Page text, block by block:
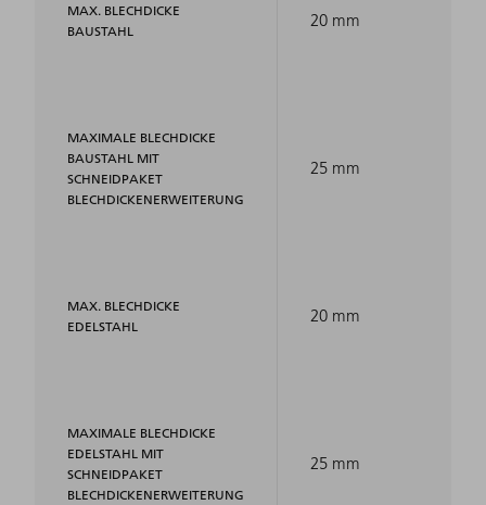
MAX. BLECHDICKE
BAUSTAHL
MAXIMALE BLECHDICKE
BAUSTAHL MIT
SCHNEIDPAKET
BLECHDICKENERWEITERUNG
MAX. BLECHDICKE
EDELSTAHL
MAXIMALE BLECHDICKE
EDELSTAHL MIT
SCHNEIDPAKET
BLECHDICKENERWEITERUNG
20 mm
25 mm
20 mm
25 mm